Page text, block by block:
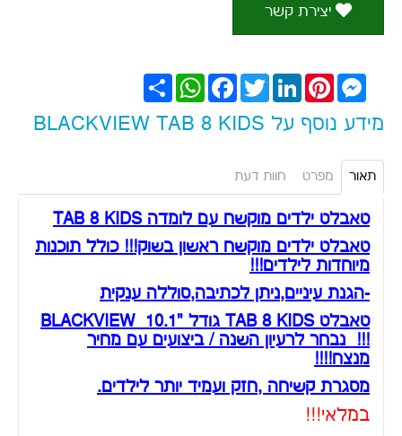
יצירת קשר
שתף
WhatsAppFacebook TwitterLinkedInPinterest
Messenger
מידע נוסף על BLACKVIEW TAB 8 KIDS
תאור מפרט חוות דעת
טאבלט ילדים מוקשח עם לומדה TAB 8 KIDS
טאבלט ילדים מוקשח ראשון בשוק!!! כולל תוכנות
מיוחדות לילדים!!!
-הגנת עיניים,ניתן לכתיבה,סוללה ענקית
טאבלט TAB 8 KIDS גודל "10.1 BLACKVIEW
!!! נבחר לרעיון השנה / ביצועים עם מחיר
מנצח!!!!
מסגרת קשיחה ,חזק ועמיד יותר לילדים.
במלאי!!!